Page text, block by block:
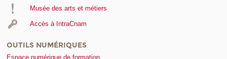
Musée des arts et métiers
Accès à IntraCnam
OUTILS NUMÉRIQUES
Espace numérique de formation